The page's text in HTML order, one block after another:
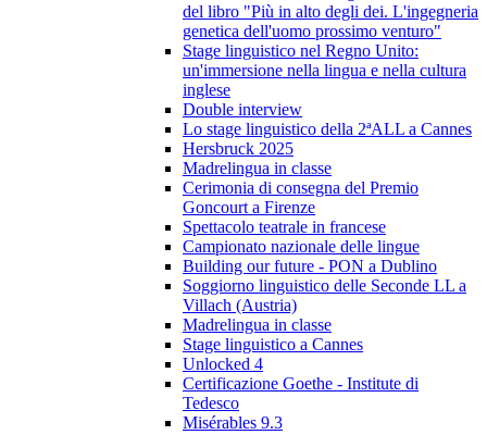
del libro "Più in alto degli dei. L'ingegneria
genetica dell'uomo prossimo venturo"
Stage linguistico nel Regno Unito:
un'immersione nella lingua e nella cultura
inglese
Double interview
Lo stage linguistico della 2ªALL a Cannes
Hersbruck 2025
Madrelingua in classe
Cerimonia di consegna del Premio
Goncourt a Firenze
Spettacolo teatrale in francese
Campionato nazionale delle lingue
Building our future - PON a Dublino
Soggiorno linguistico delle Seconde LL a
Villach (Austria)
Madrelingua in classe
Stage linguistico a Cannes
Unlocked 4
Certificazione Goethe - Institute di
Tedesco
Misérables 9.3